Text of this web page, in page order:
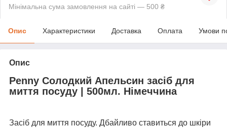
Мінімальна сума замовлення на сайті — 500 ₴
Опис Характеристики Доставка Оплата Умови
Опис
Penny Солодкий Апельсин засіб для
миття посуду | 500мл. Німеччина
Засіб для миття посуду. Дбайливо ставиться до шкіри